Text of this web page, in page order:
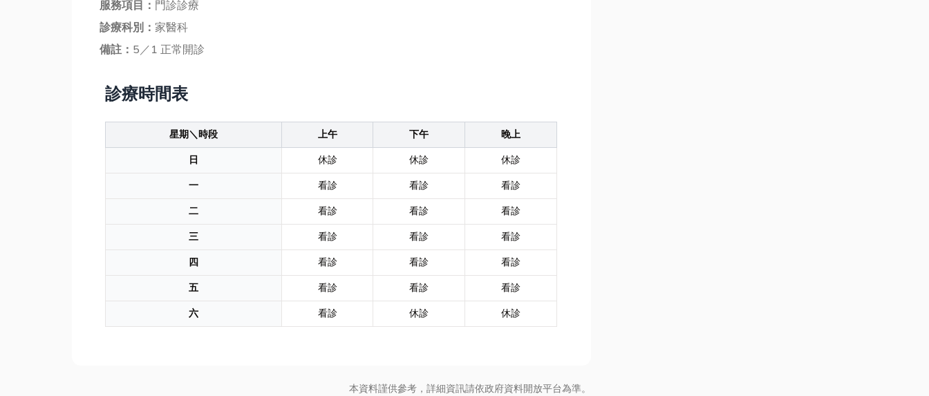
服務項目： 門診診療
診療科別： 家醫科
備註： 5／1 正常開診
診療時間表
星期＼時段 上午 下午
晚上
日
休診 休診
休診
一
看診 看診
看診
二
看診 看診
看診
三
看診 看診
看診
四
看診 看診
看診
五
看診 看診
看診
六
看診 休診 休診
本資料謹供參考，詳細資訊請依政府資料開放平台為準。